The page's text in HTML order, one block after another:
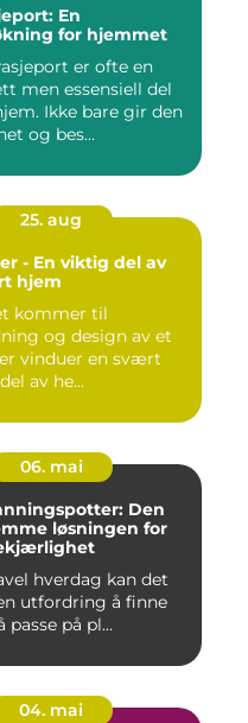
En
for hjemmet
er ofte en
men essensiell del
Ikke bare gir den
og bes...
25. aug
- En viktig del av
hjem
kommer til
og design av et
vinduer en svært
av he...
06. mai
Den
løsningen for
hverdag kan det
utfordring å finne
passe på pl...
04. mai